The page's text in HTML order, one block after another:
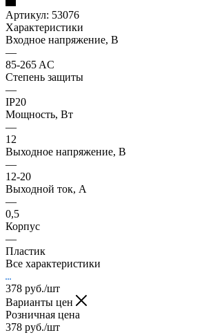
Артикул: 53076
Характеристики
Входное напряжение, В
—
85-265 AC
Степень защиты
—
IP20
Мощность, Вт
—
12
Выходное напряжение, В
—
12-20
Выходной ток, А
—
0,5
Корпус
—
Пластик
Все характеристики
378 руб./шт
Варианты цен
Розничная цена
378 руб./шт